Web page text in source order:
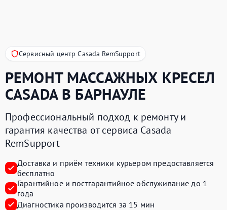
Сервисный центр Casada RemSupport
РЕМОНТ МАССАЖНЫХ КРЕСЕЛ
CASADAВ БАРНАУЛЕ
Профессиональный подход к ремонту и
гарантия качества от сервиса Casada
RemSupport
Доставка и приём техники курьером предоставляется
бесплатно
Гарантийное и постгарантийное обслуживание до 1
года
Диагностика производится за 15 мин